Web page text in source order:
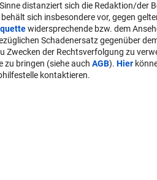
distanziert sich die Redaktion/der
sich insbesondere vor, gegen
widersprechende bzw. dem
Schadenersatz gegenüber
Zwecken der Rechtsverfolgung zu
zu bringen (siehe auch AGB). Hier
kontaktieren.